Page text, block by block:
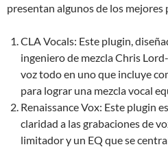
presentan algunos de los mejores
CLA Vocals: Este plugin,
ingeniero de mezcla Chris
voz todo en uno que incluye
para lograr una mezcla vocal
Renaissance Vox: Este plugin
claridad a las grabaciones de
limitador y un EQ que se